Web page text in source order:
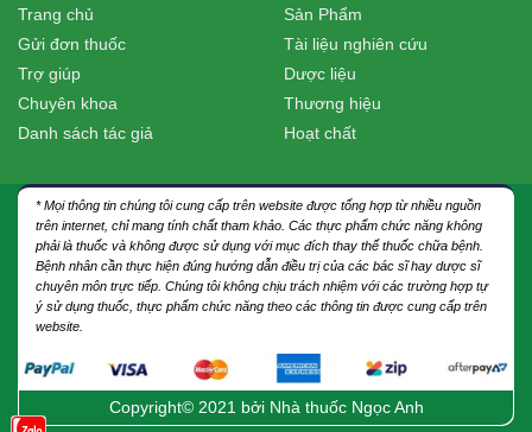
Trang chủ
Gửi đơn thuốc
Trợ giúp
Chuyên khoa
Danh sách tác giả
Sản Phẩm
Tài liệu nghiên cứu
Dược liệu
Thương hiệu
Hoạt chất
* Mọi thông tin chúng tôi cung cấp trên website được tổng hợp từ nhiều nguồn
trên internet, chỉ mang tính chất tham khảo. Các thực phẩm chức năng không
phải là thuốc và không được sử dụng với mục đích thay thế thuốc chữa bệnh.
Bệnh nhân cần thực hiện đúng hướng dẫn điều trị của các bác sĩ hay dược sĩ
chuyên môn trực tiếp. Chúng tôi không chịu trách nhiệm với các trường hợp tự
ý sử dụng thuốc, thực phẩm chức năng theo các thông tin được cung cấp trên
website.
Copyright© 2021 bởi Nhà thuốc Ngọc Anh